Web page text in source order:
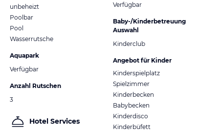
unbeheizt
Poolbar
Pool
Wasserrutsche
Aquapark
Verfügbar
Anzahl Rutschen
3
Hotel Services
Verfügbar
Baby-/Kinderbetreuung
Auswahl
Kinderclub
Angebot für Kinder
Kinderspielplatz
Spielzimmer
Kinderbecken
Babybecken
Kinderdisco
Kinderbüfett